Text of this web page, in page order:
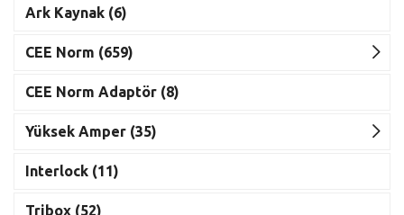
Ark Kaynak (6)
CEE Norm (659)
CEE Norm Adaptör (8)
Yüksek Amper (35)
Interlock (11)
Tribox (52)